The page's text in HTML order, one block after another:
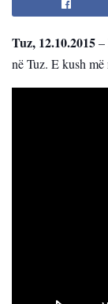
Tuz, 12.10.2015–
në Tuz. E kush